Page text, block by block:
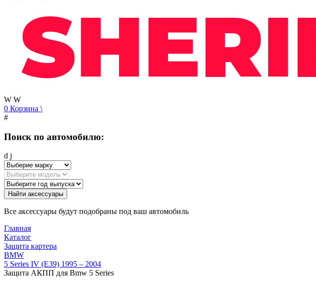
W W
0 Корзина \
#
Поиск по автомобилю:
d j
Найти аксессуары
Все аксессуары будут подобраны под ваш автомобиль
Главная
Каталог
Защита картера
BMW
5 Series IV (E39) 1995 – 2004
Защита АКПП для Bmw 5 Series